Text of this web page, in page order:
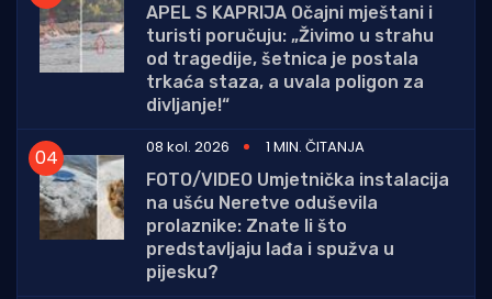
APEL S KAPRIJA Očajni mještani i
turisti poručuju: „Živimo u strahu
od tragedije, šetnica je postala
trkaća staza, a uvala poligon za
divljanje!“
08 kol. 2026
1 MIN. ČITANJA
FOTO/VIDEO Umjetnička instalacija
na ušću Neretve oduševila
prolaznike: Znate li što
predstavljaju lađa i spužva u
pijesku?